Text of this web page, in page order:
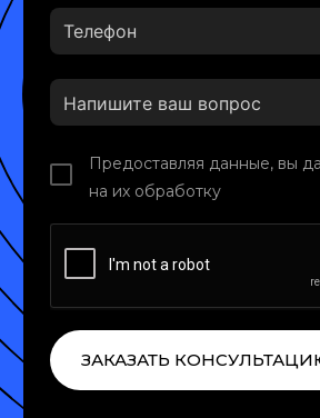
Предоставляя данные, вы
на их обработку
ЗАКАЗАТЬ